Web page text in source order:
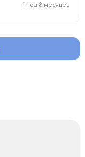
1 год 8 месяцев